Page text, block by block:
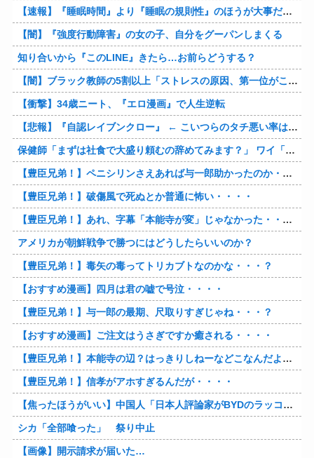
【速報】『睡眠時間』より『睡眠の規則性』のほうが大事だと判明
【闇】『強度行動障害』の女の子、自分をグーパンしまくる
知り合いから『このLINE』きたら…お前らどうする？
【闇】ブラック教師の5割以上「ストレスの原因、第一位がこれ」
【衝撃】34歳ニート、『エロ漫画』で人生逆転
【悲報】『自認レイブンクロー』 ← こいつらのタチ悪い率は異常
保健師「まずは社食で大盛り頼むの辞めてみます？」 ワイ「…食っちゃいけないものを売ってるのか？」
【豊臣兄弟！】ペニシリンさえあれば与一郎助かったのか・・・？
【豊臣兄弟！】破傷風で死ぬとか普通に怖い・・・・
【豊臣兄弟！】あれ、字幕「本能寺が変」じゃなかった・・・？
アメリカが朝鮮戦争で勝つにはどうしたらいいのか？
【豊臣兄弟！】毒矢の毒ってトリカブトなのかな・・・？
【おすすめ漫画】四月は君の嘘で号泣・・・・
【豊臣兄弟！】与一郎の最期、尺取りすぎじゃね・・・？
【おすすめ漫画】ご注文はうさぎですか癒される・・・・
【豊臣兄弟！】本能寺の辺？はっきりしねーなどこなんだよ・・・・
【豊臣兄弟！】信孝がアホすぎるんだが・・・・
【焦ったほうがいい】中国人「日本人評論家がBYDのラッコの装備を褒めてるけど中国では基本的な装備やぞ…？」
シカ「全部喰った」 祭り中止
【画像】開示請求が届いた…